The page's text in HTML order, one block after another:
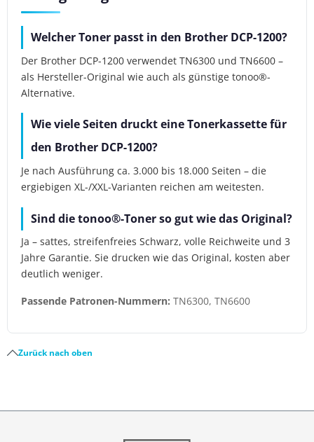
Welcher Toner passt in den Brother DCP-1200?
Der Brother DCP-1200 verwendet TN6300 und TN6600 –
als Hersteller-Original wie auch als günstige tonoo®-
Alternative.
Wie viele Seiten druckt eine Tonerkassette für
den Brother DCP-1200?
Je nach Ausführung ca. 3.000 bis 18.000 Seiten – die
ergiebigen XL-/XXL-Varianten reichen am weitesten.
Sind die tonoo®-Toner so gut wie das Original?
Ja – sattes, streifenfreies Schwarz, volle Reichweite und 3
Jahre Garantie. Sie drucken wie das Original, kosten aber
deutlich weniger.
Passende Patronen-Nummern: TN6300, TN6600
Zurück nach oben